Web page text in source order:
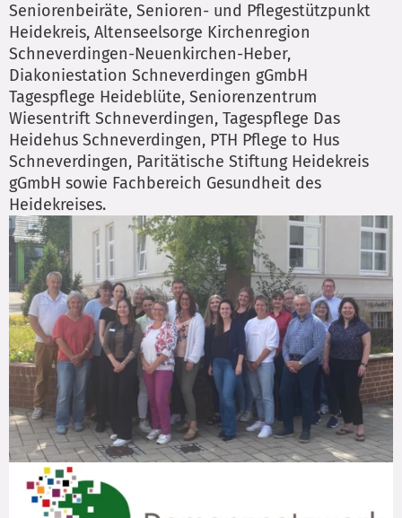
Seniorenbeiräte, Senioren- und Pflegestützpunkt
Heidekreis, Altenseelsorge Kirchenregion
Schneverdingen-Neuenkirchen-Heber,
Diakoniestation Schneverdingen gGmbH
Tagespflege Heideblüte, Seniorenzentrum
Wiesentrift Schneverdingen, Tagespflege Das
Heidehus Schneverdingen, PTH Pflege to Hus
Schneverdingen, Paritätische Stiftung Heidekreis
gGmbH sowie Fachbereich Gesundheit des
Heidekreises.